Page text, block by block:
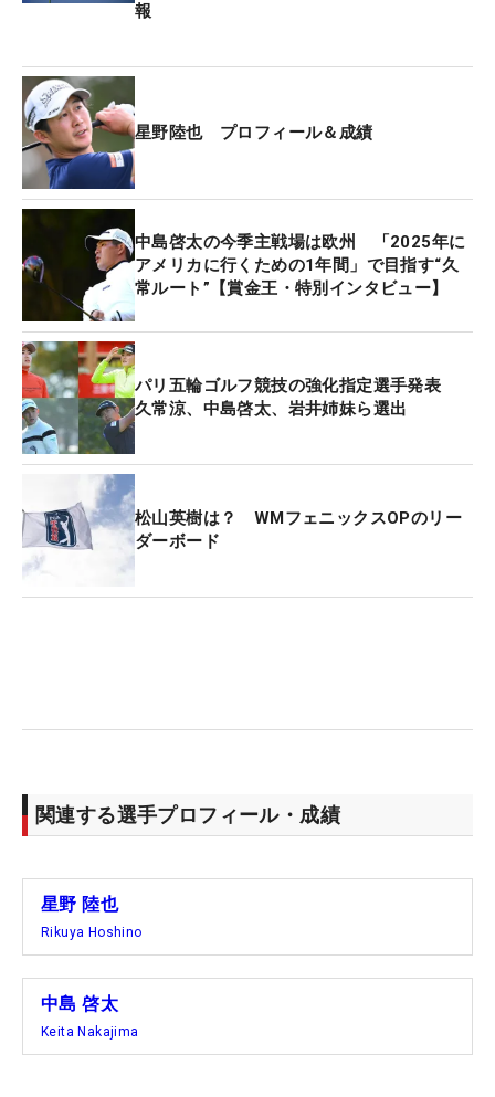
報
星野陸也 プロフィール＆成績
中島啓太の今季主戦場は欧州 「2025年に
アメリカに行くための1年間」で目指す“久
常ルート”【賞金王・特別インタビュー】
パリ五輪ゴルフ競技の強化指定選手発表
久常涼、中島啓太、岩井姉妹ら選出
松山英樹は？ WMフェニックスOPのリー
ダーボード
関連する選手プロフィール・成績
星野 陸也
Rikuya Hoshino
中島 啓太
Keita Nakajima